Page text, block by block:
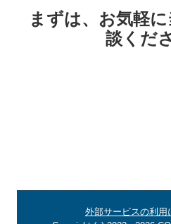
まずは、お気軽
談くだ
外部サービスの利用